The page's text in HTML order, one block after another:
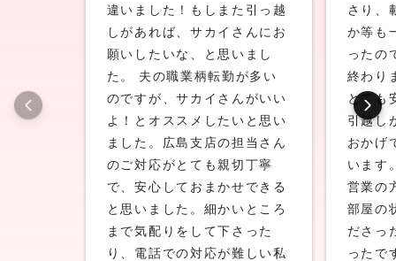
違いました！もしまた引っ越
しがあれば、サカイさんにお
願いしたいな、と思いまし
た。 夫の職業柄転勤が多い
のですが、サカイさんがいい
よ！とオススメしたいと思い
ました。広島支店の担当さん
のご対応がとても親切丁寧
で、安心しておまかせできる
と思いました。細かいところ
まで気配りをして下さった
り、電話での対応が難しい私
さり、
か等も
ったの
終わり
とても
引越し
おかげ
います
営業の
部屋の
ださっ
ったで